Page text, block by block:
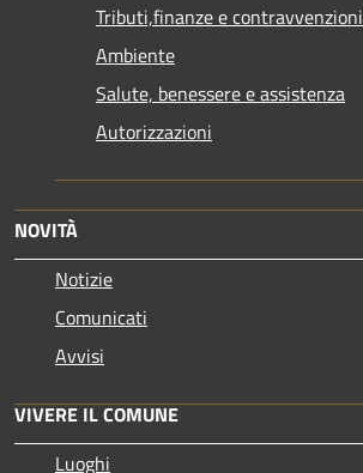
Tributi,finanze e contravvenzioni
Ambiente
Salute, benessere e assistenza
Autorizzazioni
NOVITÀ
Notizie
Comunicati
Avvisi
VIVERE IL COMUNE
Luoghi